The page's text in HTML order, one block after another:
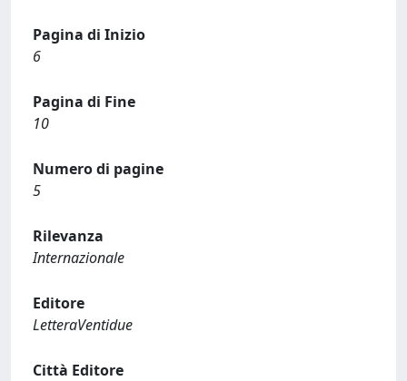
Pagina di Inizio
6
Pagina di Fine
10
Numero di pagine
5
Rilevanza
Internazionale
Editore
LetteraVentidue
Città Editore